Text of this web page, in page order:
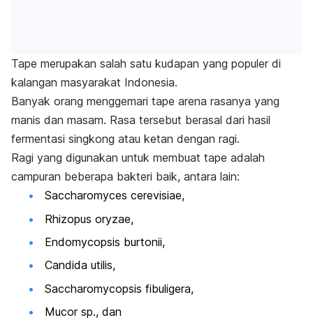
Tape merupakan salah satu kudapan yang populer di
kalangan masyarakat Indonesia.
Banyak orang menggemari tape arena rasanya yang
manis dan masam. Rasa tersebut berasal dari hasil
fermentasi singkong atau ketan dengan ragi.
Ragi yang digunakan untuk membuat tape adalah
campuran beberapa bakteri baik, antara lain:
Saccharomyces cerevisiae,
Rhizopus oryzae,
Endomycopsis burtonii,
Candida utilis,
Saccharomycopsis fibuligera,
Mucor sp., dan